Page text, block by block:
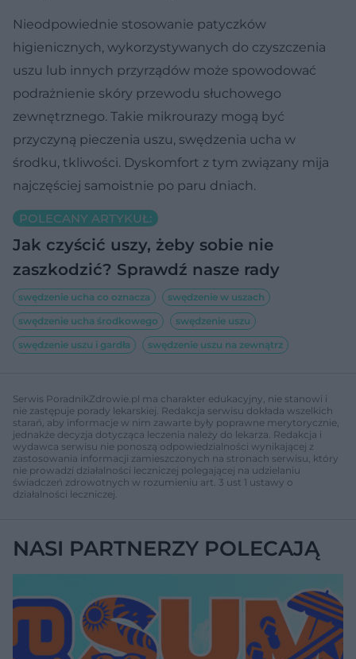
Nieodpowiednie stosowanie patyczków
higienicznych, wykorzystywanych do czyszczenia
uszu lub innych przyrządów może spowodować
podrażnienie skóry przewodu słuchowego
zewnętrznego. Takie mikrourazy mogą być
przyczyną pieczenia uszu, swędzenia ucha w
środku, tkliwości. Dyskomfort z tym związany mija
najczęściej samoistnie po paru dniach.
POLECANY ARTYKUŁ:
Jak czyścić uszy, żeby sobie nie
zaszkodzić? Sprawdź nasze rady
swędzenie ucha co oznacza
swędzenie w uszach
swędzenie ucha środkowego
swędzenie uszu
swędzenie uszu i gardła
swędzenie uszu na zewnątrz
Serwis PoradnikZdrowie.pl ma charakter edukacyjny, nie stanowi i
nie zastępuje porady lekarskiej. Redakcja serwisu dokłada wszelkich
starań, aby informacje w nim zawarte były poprawne merytorycznie,
jednakże decyzja dotycząca leczenia należy do lekarza. Redakcja i
wydawca serwisu nie ponoszą odpowiedzialności wynikającej z
zastosowania informacji zamieszczonych na stronach serwisu, który
nie prowadzi działalności leczniczej polegającej na udzielaniu
świadczeń zdrowotnych w rozumieniu art. 3 ust 1 ustawy o
działalności leczniczej.
NASI PARTNERZY POLECAJĄ